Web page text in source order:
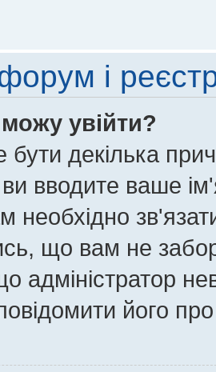
і
увійти?
декілька
вводите ваше
необхідно
що вам не
адміністратор
його